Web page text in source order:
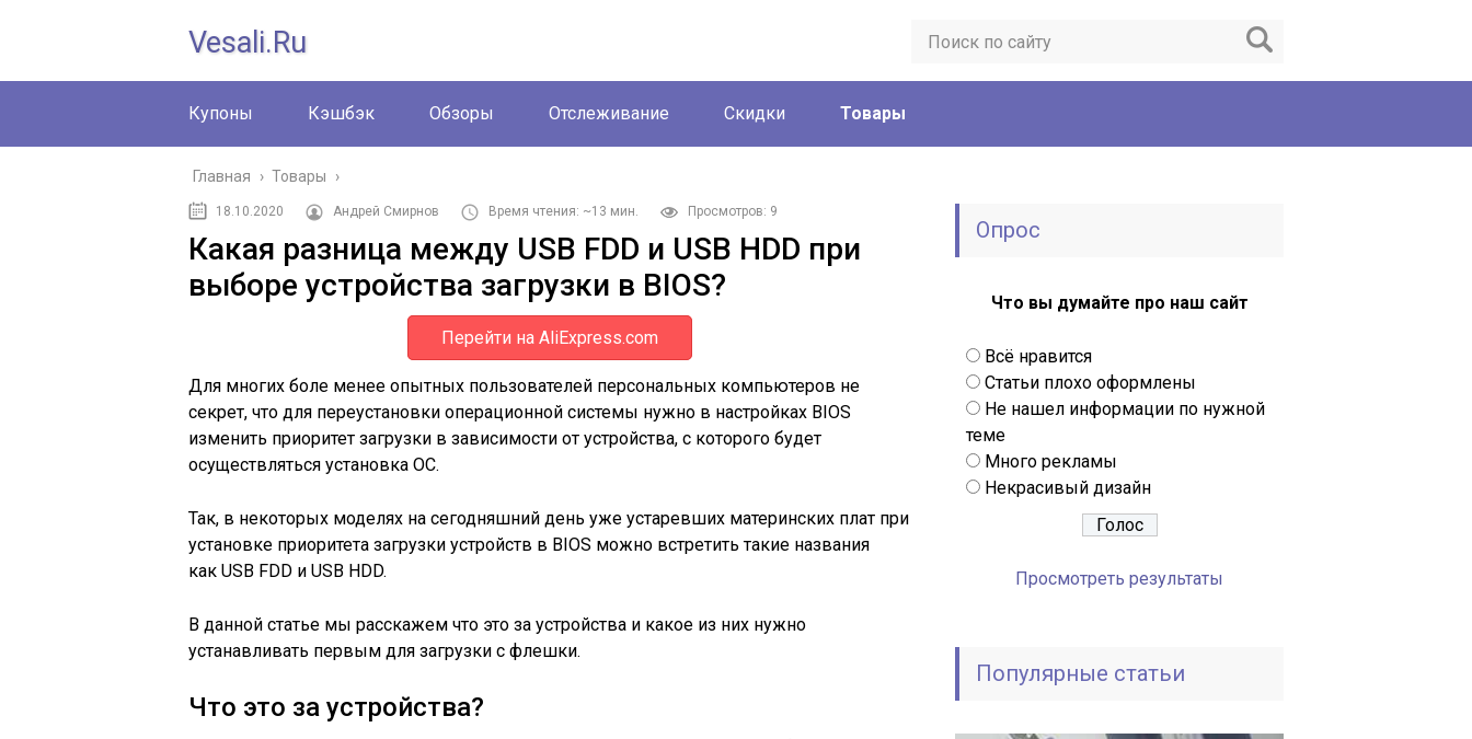
Vesali.ru
Купоны Кэшбэк Обзоры Отслеживание Скидки Товары
Главная › Товары ›
18.10.2020 Андрей Смирнов Время чтения: ~13 мин. Просмотров: 9
Какая разница между USB FDD и USB HDD при
выборе устройства загрузки в BIOS?
Перейти на AliExpress.com
Для многих боле менее опытных пользователей персональных компьютеров не
секрет, что для переустановки операционной системы нужно в настройках BIOS
изменить приоритет загрузки в зависимости от устройства, с которого будет
осуществляться установка ОС.
Так, в некоторых моделях на сегодняшний день уже устаревших материнских плат при
установке приоритета загрузки устройств в BIOS можно встретить такие названия
как USB FDD и USB HDD.
В данной статье мы расскажем что это за устройства и какое из них нужно
устанавливать первым для загрузки с флешки.
Что это за устройства?
Опрос
Что вы думайте про наш сайт
Всё нравится
Статьи плохо оформлены
Не нашел информации по нужной
теме
Много рекламы
Некрасивый дизайн
Просмотреть результаты
Популярные статьи